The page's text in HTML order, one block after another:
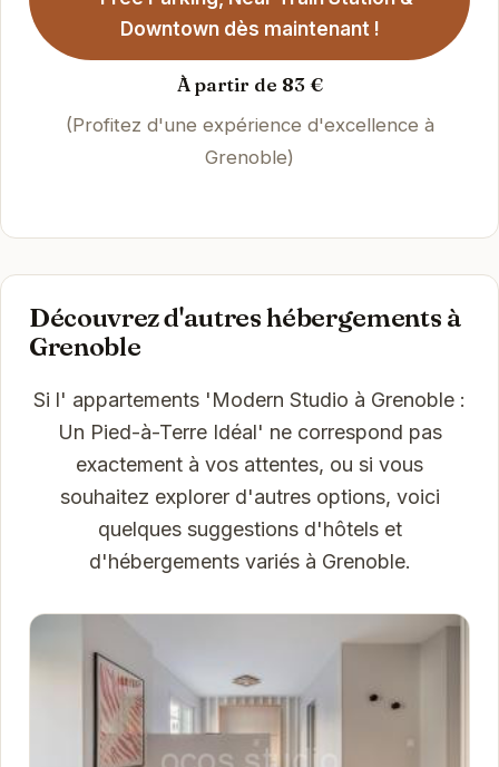
Downtown dès maintenant !
À partir de 83 €
(Profitez d'une expérience d'excellence à
Grenoble)
Découvrez d'autres hébergements à
Grenoble
Si l' appartements 'Modern Studio à Grenoble :
Un Pied-à-Terre Idéal' ne correspond pas
exactement à vos attentes, ou si vous
souhaitez explorer d'autres options, voici
quelques suggestions d'hôtels et
d'hébergements variés à Grenoble.